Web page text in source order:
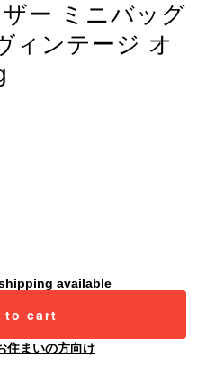
ー ミニバッグ
ィンテージ オ
available
to cart
住まいの方向け